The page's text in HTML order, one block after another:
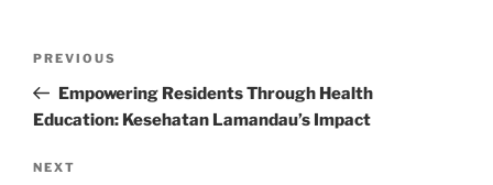
Previous
Post
PREVIOUS
Empowering Residents Through Health
Education: Kesehatan Lamandau’s Impact
Next
NEXT